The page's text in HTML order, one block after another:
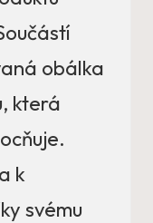
obálka
která
k
svému